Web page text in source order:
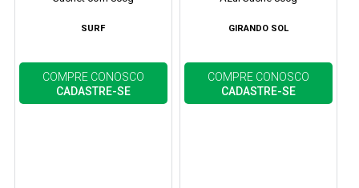
SURF
COMPRE CONOSCO
CADASTRE-SE
GIRANDO SOL
COMPRE CONOSCO
CADASTRE-SE